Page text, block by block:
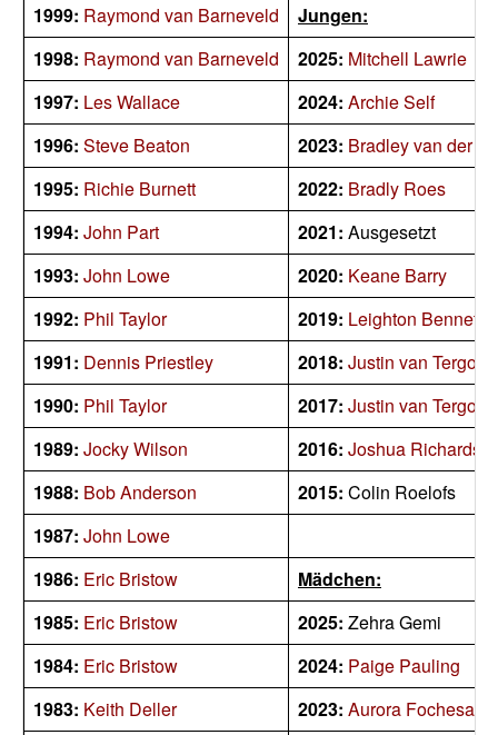
1999: Raymond van Barneveld
Jungen:
1998: Raymond van Barneveld 2025: Mitchell Lawrie
1997: Les Wallace 2024: Archie Self
1996: Steve Beaton 2023: Bradley van der
1995: Richie Burnett 2022: Bradly Roes
1994: John Part 2021: Ausgesetzt
1993: John Lowe 2020: Keane Barry
1992: Phil Taylor 2019: Leighton Bennett
1991: Dennis Priestley 2018: Justin van
1990: Phil Taylor 2017: Justin van
1989: Jocky Wilson 2016: Joshua
1988: Bob Anderson 2015: Colin Roelofs
1987: John Lowe
1986: Eric Bristow
Mädchen:
1985: Eric Bristow 2025: Zehra Gemi
1984: Eric Bristow 2024: Paige Pauling
1983: Keith Deller 2023: Aurora Fochesato